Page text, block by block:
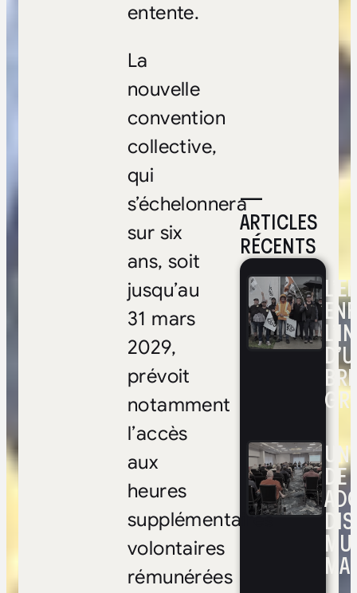
—
ARTICLES
RÉCENTS
DE
entente.
La
nouvelle
convention
collective,
qui
s’échelonnera
sur six
ans, soit
jusqu’au
31 mars
2029,
prévoit
notamment
l’accès
aux
heures
supplémentaires
volontaires
rémunérées